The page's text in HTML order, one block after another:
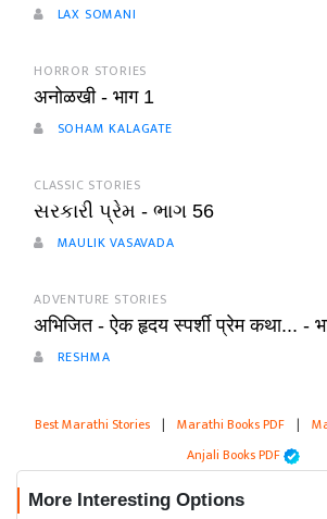
LAX SOMANI
HORROR STORIES
अनोळखी - भाग 1
SOHAM KALAGATE
CLASSIC STORIES
સરકારી પ્રેમ - ભાગ 56
MAULIK VASAVADA
ADVENTURE STORIES
अभिजित - ऐक हृदय स्पर्शी प्रेम कथा... -
RESHMA
Best Marathi Stories | Marathi Books PDF |
Anjali Books PDF
More Interesting Options